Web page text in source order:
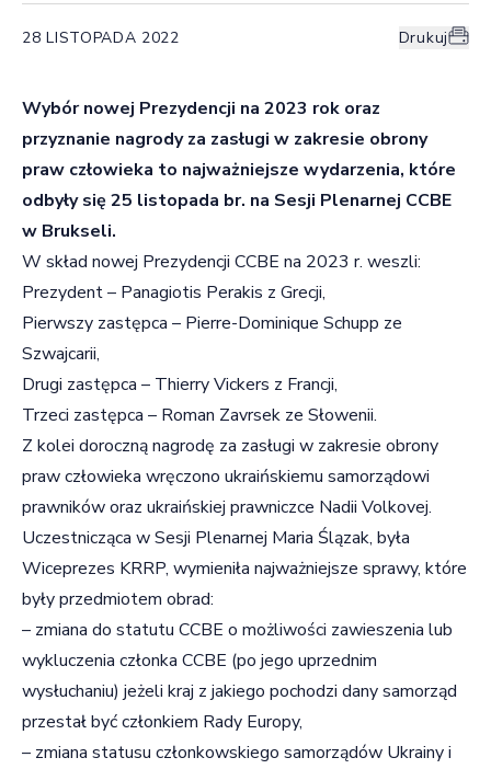
28 LISTOPADA 2022 Drukuj
Wybór nowej Prezydencji na 2023 rok oraz
przyznanie nagrody za zasługi w zakresie obrony
praw człowieka to najważniejsze wydarzenia, które
odbyły się 25 listopada br. na Sesji Plenarnej CCBE
w Brukseli.
W skład nowej Prezydencji CCBE na 2023 r. weszli:
Prezydent – Panagiotis Perakis z Grecji,
Pierwszy zastępca – Pierre-Dominique Schupp ze
Szwajcarii,
Drugi zastępca – Thierry Vickers z Francji,
Trzeci zastępca – Roman Zavrsek ze Słowenii.
Z kolei doroczną nagrodę za zasługi w zakresie obrony
praw człowieka wręczono ukraińskiemu samorządowi
prawników oraz ukraińskiej prawniczce Nadii Volkovej.
Uczestnicząca w Sesji Plenarnej Maria Ślązak, była
Wiceprezes KRRP, wymieniła najważniejsze sprawy, które
były przedmiotem obrad:
– zmiana do statutu CCBE o możliwości zawieszenia lub
wykluczenia członka CCBE (po jego uprzednim
wysłuchaniu) jeżeli kraj z jakiego pochodzi dany samorząd
przestał być członkiem Rady Europy,
– zmiana statusu członkowskiego samorządów Ukrainy i